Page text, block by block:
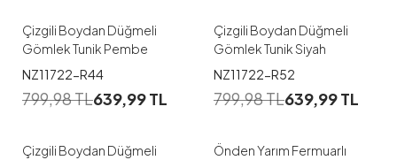
Çizgili Boydan Düğmeli
Gömlek Tunik Pembe
NZ11722-R44
799,98TL639,99TL
Çizgili Boydan Düğmeli
Gömlek Tunik Siyah
NZ11722-R52
799,98TL639,99TL
1 2 3 4
Çizgili Boydan Düğmeli
38 40 42 44
Önden Yarım Fermuarlı